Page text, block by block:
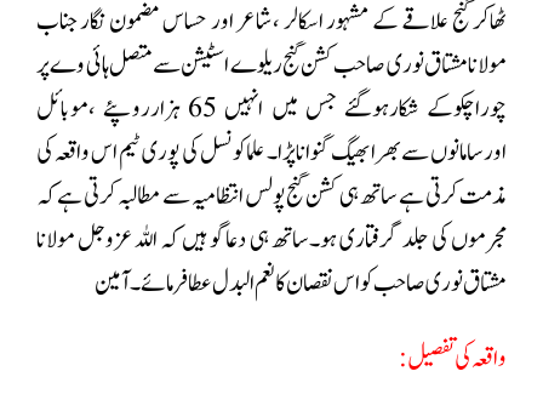
ٹھاکر گنج علاقے کے مشہور اسکالر ،شاعر اور حساس مضمون نگار جناب
مولانا مشتاق نوری صاحب کشن گنج ریلوے اسٹیشن سے متصل ہائی وے پر
چوراچکوکے شکارہوگئے جس میں انہیں 65 ہزارروپئے ،موبائل
اورسامانوں سے بھرا بھیگ گنواناپڑا۔ علماکونسل کی پوری ٹیم اس واقعہ کی
مذمت کرتی ہے ساتھ ہی کشن گنج پولس انتظامیہ سے مطالبہ کرتی ہے کہ
مجرموں کی جلد گرفتاری ہو۔ساتھ ہی دعاگو ہیں کہ اللہ عزوجل مولانا
مشتاق نوری صاحب کواس نقصان کا نعم البدل عطافرمائے۔ آمین
واقعہ کی تفصیل: